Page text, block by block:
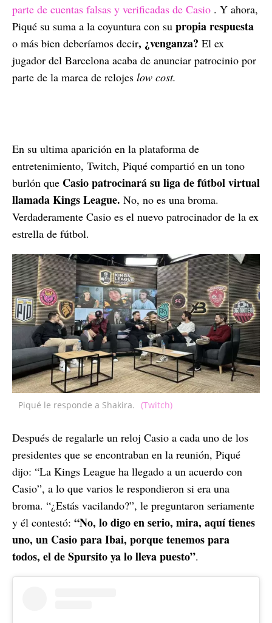
parte de cuentas falsas y verificadas de Casio . Y ahora,
Piqué su suma a la coyuntura con su propia respuesta
o más bien deberíamos decir, ¿venganza? El ex
jugador del Barcelona acaba de anunciar patrocinio por
parte de la marca de relojes low cost.
En su ultima aparición en la plataforma de
entretenimiento, Twitch, Piqué compartió en un tono
burlón que Casio patrocinará su liga de fútbol virtual
llamada Kings League. No, no es una broma.
Verdaderamente Casio es el nuevo patrocinador de la ex
estrella de fútbol.
Piqué le responde a Shakira. (Twitch)
Después de regalarle un reloj Casio a cada uno de los
presidentes que se encontraban en la reunión, Piqué
dijo: “La Kings League ha llegado a un acuerdo con
Casio”, a lo que varios le respondieron si era una
broma. “¿Estás vacilando?”, le preguntaron seriamente
y él contestó: “No, lo digo en serio, mira, aquí tienes
uno, un Casio para Ibai, porque tenemos para
todos, el de Spursito ya lo lleva puesto”.